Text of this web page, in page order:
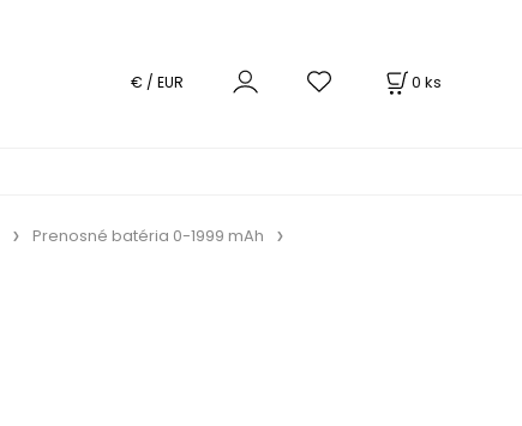
0 ks
€ / EUR
Prenosné batéria 0-1999 mAh